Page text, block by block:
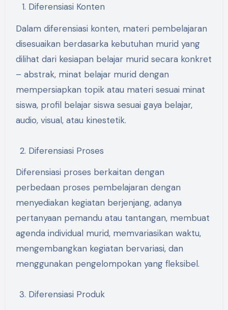
Diferensiasi Konten
Dalam diferensiasi konten, materi pembelajaran
disesuaikan berdasarka kebutuhan murid yang
dilihat dari kesiapan belajar murid secara konkret
– abstrak, minat belajar murid dengan
mempersiapkan topik atau materi sesuai minat
siswa, profil belajar siswa sesuai gaya belajar,
audio, visual, atau kinestetik.
Diferensiasi Proses
Diferensiasi proses berkaitan dengan
perbedaan proses pembelajaran dengan
menyediakan kegiatan berjenjang, adanya
pertanyaan pemandu atau tantangan, membuat
agenda individual murid, memvariasikan waktu,
mengembangkan kegiatan bervariasi, dan
menggunakan pengelompokan yang fleksibel.
Diferensiasi Produk